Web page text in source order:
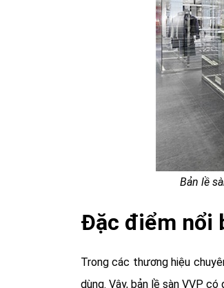
Bản lề
Đặc điểm nổi
Trong các thương hiệu
dùng. Vậy, bản lề sàn VVP